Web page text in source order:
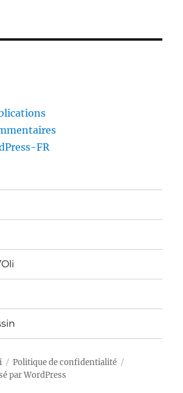
FR
Politique de confidentialité
par WordPress